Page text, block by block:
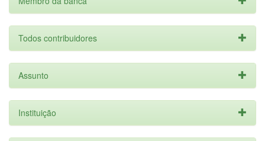
Todos contribuidores
Assunto
Instituição